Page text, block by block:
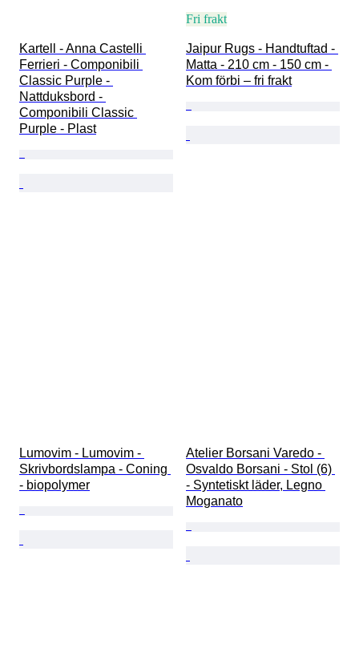
Kartell - Anna Castelli
Ferrieri - Componibili
Classic Purple -
Nattduksbord -
Componibili Classic
Purple - Plast
Fri frakt
Jaipur Rugs - Handtuftad -
Matta - 210 cm - 150 cm -
Kom förbi – fri frakt
Lumovim - Lumovim -
Skrivbordslampa - Coning
- biopolymer
Atelier Borsani Varedo -
Osvaldo Borsani - Stol (6)
- Syntetiskt läder, Legno
Moganato